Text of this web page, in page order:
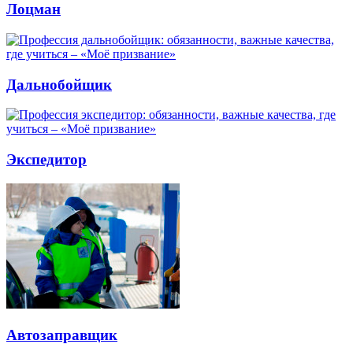
Лоцман
Дальнобойщик
Экспедитор
Автозаправщик